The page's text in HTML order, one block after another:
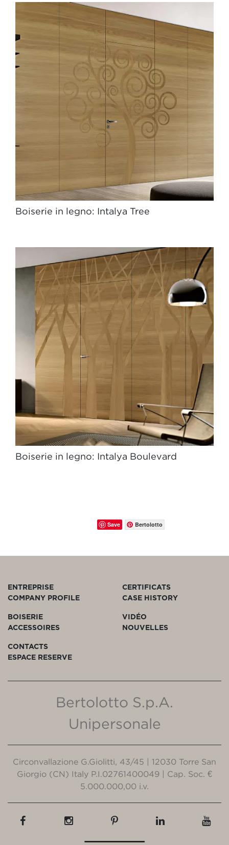
Boiserie in legno: Intalya Tree
Boiserie in legno: Intalya Boulevard
Save Bertolotto
ENTREPRISE
COMPANY PROFILE
CERTIFICATS
CASE HISTORY
BOISERIE
ACCESSOIRES
VIDÉO
NOUVELLES
CONTACTS
ESPACE RESERVE
Bertolotto S.p.A.
Unipersonale
Circonvallazione G.Giolitti, 43/45 | 12030 Torre San
Giorgio (CN) Italy P.I.02761400049 | Cap. Soc. €
5.000.000,00 i.v.